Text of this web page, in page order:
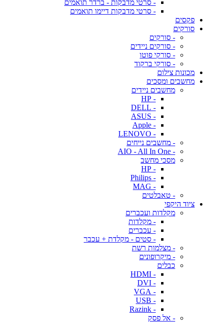
- סרטי מדבקות - ברדר תואמים
- סרטי מדבקות דיימו תואמים
פקסים
סורקים
- סורקים
- סורקים ניידים
- סורקי פוטו
- סורקי ברקוד
מכונות צילום
מחשבים ומסכים
מחשבים ניידים
- HP
- DELL
- ASUS
- Apple
- LENOVO
- מחשבים נייחים
- AIO - All In One
מסכי מחשב
- HP
- Philips
- MAG
- טאבלטים
ציוד היקפי
מקלדות ועכברים
- מקלדות
- עכברים
- סטים - מקלדת + עכבר
- מצלמות רשת
- מיקרופונים
כבלים
- HDMI
- DVI
- VGA
- USB
- Razink
- אל פסק